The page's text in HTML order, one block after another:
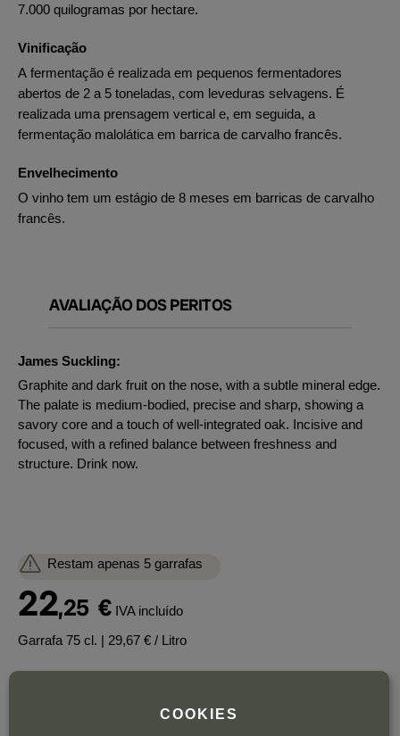
7.000 quilogramas por hectare.
Vinificação
A fermentação é realizada em pequenos fermentadores
abertos de 2 a 5 toneladas, com leveduras selvagens. É
realizada uma prensagem vertical e, em seguida, a
fermentação malolática em barrica de carvalho francês.
Envelhecimento
O vinho tem um estágio de 8 meses em barricas de carvalho
francês.
AVALIAÇÃO DOS PERITOS
James Suckling:
Graphite and dark fruit on the nose, with a subtle mineral edge.
The palate is medium-bodied, precise and sharp, showing a
savory core and a touch of well-integrated oak. Incisive and
focused, with a refined balance between freshness and
structure. Drink now.
Restam apenas 5 garrafas
22,25 € IVA incluído
Garrafa 75 cl. | 29,67 € / Litro
COOKIES